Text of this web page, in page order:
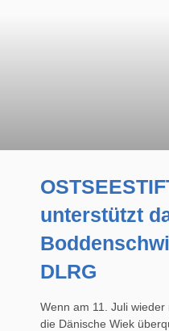
unterstützt
DLRG
Wenn am 11. Juli
die Dänische Wiek